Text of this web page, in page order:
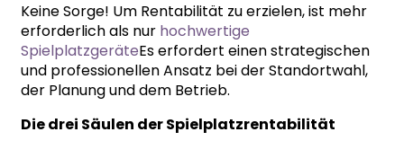
Keine Sorge! Um Rentabilität zu erzielen, ist mehr
erforderlich als nur hochwertige
SpielplatzgeräteEs erfordert einen strategischen
und professionellen Ansatz bei der Standortwahl,
der Planung und dem Betrieb.
Die drei Säulen der Spielplatzrentabilität